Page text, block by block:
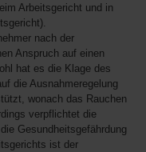
Arbeitsgericht und in
nach der
Anspruch auf einen
hat es die Klage des
die Ausnahmeregelung
wonach das Rauchen
verpflichtet die
Gesundheitsgefährdung
ist der